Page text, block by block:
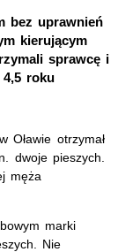
bez uprawnień
kierującym
sprawcę i
roku
otrzymał
dwoje pieszych.
męża
marki
Nie